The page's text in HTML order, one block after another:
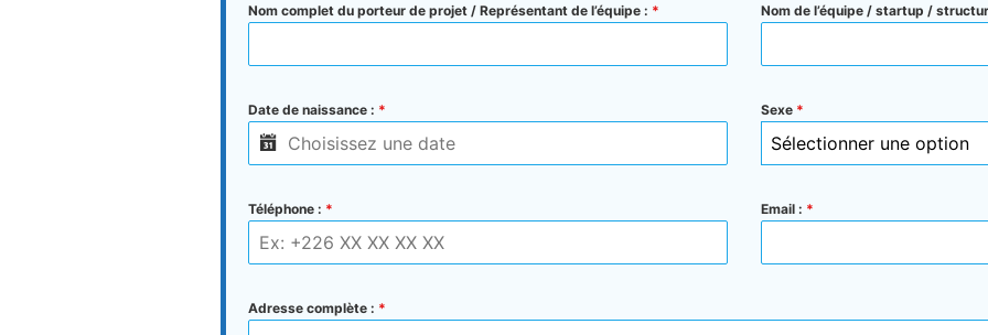
Nom complet du porteur de projet / Représentant de l’équipe : * Nom de l’équipe / startup /
Date de naissance : * Sexe *
Sélectionner une option
Téléphone : * Email : *
Adresse complète : *